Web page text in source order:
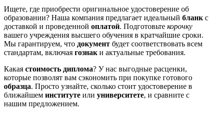
Ищете, где приобрести оригинальное удостоверение об
образовании? Наша компания предлагает идеальный бланк с
доставкой и проведенной оплатой. Подготовьте корочку
вашего учреждения высшего обучения в кратчайшие сроки.
Мы гарантируем, что документ будет соответствовать всем
стандартам, включая гознак и актуальные требования.
Какая стоимость диплома? У нас выгодные расценки,
которые позволят вам сэкономить при покупке готового
образца. Просто узнайте, сколько стоит удостоверение в
ближайшем институте или университете, и сравните с
нашим предложением.